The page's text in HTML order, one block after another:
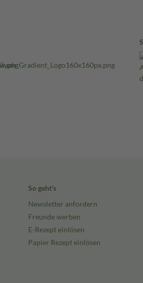
So geht's
Newsletter anfordern
Freunde werben
E-Rezept einlösen
Papier Rezept einlösen